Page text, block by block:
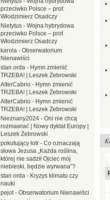
przeciwko Polsce – prof.
Włodzimierz Osadczy
Nietytus - Wojna hybrydowa
przeciwko Polsce – prof.
Włodzimierz Osadczy
karola - Obserwatorium
Nienawiści
stan orda - Hymn zmienić
TRZEBA! | Leszek Żebrowski
AlterCabrio - Hymn zmienić
TRZEBA! | Leszek Żebrowski
AlterCabrio - Hymn zmienić
TRZEBA! | Leszek Żebrowski
Nieznany2024 - Oni nie chcą
rozmawiać | Nowy dyktat Europy |
Leszek Żebrowski
pokutujący łotr - Co oznaczają
słowa Jezusa „Każda roślina,
której nie sadził Ojciec mój
niebieski, będzie wyrwana”?
stan orda - Kryzys klimatu czy
nauki
pejot- Obserwatorium Nienawiści